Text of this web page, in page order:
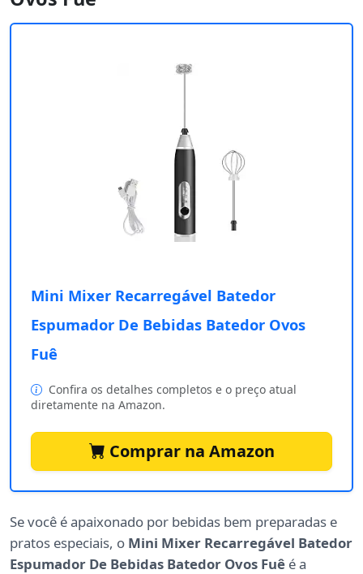
Mini Mixer Recarregável Batedor
Espumador De Bebidas Batedor Ovos
Fuê
Confira os detalhes completos e o preço atual
diretamente na Amazon.
Comprar na Amazon
Se você é apaixonado por bebidas bem preparadas e
pratos especiais, o Mini Mixer Recarregável Batedor
Espumador De Bebidas Batedor Ovos Fuê é a